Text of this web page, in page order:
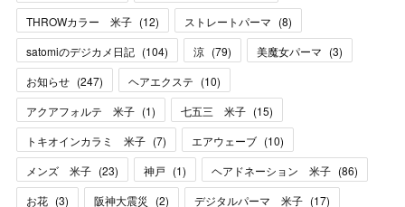
THROWカラー 米子 (12) ストレートパーマ (8)
satomiのデジカメ日記 (104) 涼 (79) 美魔女パーマ (3)
お知らせ (247) ヘアエクステ (10)
アクアフォルテ 米子 (1) 七五三 米子 (15)
トキオインカラミ 米子 (7) エアウェーブ (10)
メンズ 米子 (23) 神戸 (1) ヘアドネーション 米子 (86)
お花 (3) 阪神大震災 (2) デジタルパーマ 米子 (17)